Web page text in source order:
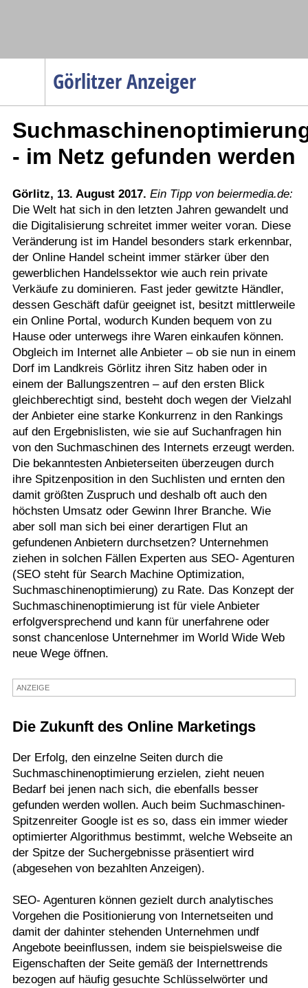
Görlitzer Anzeiger
Menüpunkte
Politik
Gesellschaft
Wirtschaft
Service
Verkehr
Gesundheit
Kultur
Sport
Kostenlos
- im Netz gefunden werden
Görlitz, 13. August 2017. Ein Tipp von beiermedia.de:
Die Welt hat sich in den letzten Jahren gewandelt und
die Digitalisierung schreitet immer weiter voran. Diese
Veränderung ist im Handel besonders stark erkennbar,
der Online Handel scheint immer stärker über den
gewerblichen Handelssektor wie auch rein private
Verkäufe zu dominieren. Fast jeder gewitzte Händler,
dessen Geschäft dafür geeignet ist, besitzt mittlerweile
ein Online Portal, wodurch Kunden bequem von zu
Hause oder unterwegs ihre Waren einkaufen können.
Obgleich im Internet alle Anbieter – ob sie nun in einem
Dorf im Landkreis Görlitz ihren Sitz haben oder in
einem der Ballungszentren – auf den ersten Blick
gleichberechtigt sind, besteht doch wegen der Vielzahl
der Anbieter eine starke Konkurrenz in den Rankings
auf den Ergebnislisten, wie sie auf Suchanfragen hin
von den Suchmaschinen des Internets erzeugt werden.
Die bekanntesten Anbieterseiten überzeugen durch
ihre Spitzenposition in den Suchlisten und ernten den
damit größten Zuspruch und deshalb oft auch den
höchsten Umsatz oder Gewinn Ihrer Branche. Wie
aber soll man sich bei einer derartigen Flut an
gefundenen Anbietern durchsetzen? Unternehmen
ziehen in solchen Fällen Experten aus SEO- Agenturen
(SEO steht für Search Machine Optimization,
Suchmaschinenoptimierung) zu Rate. Das Konzept der
Suchmaschinenoptimierung ist für viele Anbieter
erfolgversprechend und kann für unerfahrene oder
sonst chancenlose Unternehmer im World Wide Web
neue Wege öffnen.
ANZEIGE
Die Zukunft des Online Marketings
Der Erfolg, den einzelne Seiten durch die
Suchmaschinenoptimierung erzielen, zieht neuen
Bedarf bei jenen nach sich, die ebenfalls besser
gefunden werden wollen. Auch beim Suchmaschinen-
Spitzenreiter Google ist es so, dass ein immer wieder
optimierter Algorithmus bestimmt, welche Webseite an
der Spitze der Suchergebnisse präsentiert wird
(abgesehen von bezahlten Anzeigen).
SEO- Agenturen können gezielt durch analytisches
Vorgehen die Positionierung von Internetseiten und
damit der dahinter stehenden Unternehmen undf
Angebote beeinflussen, indem sie beispielsweise die
Eigenschaften der Seite gemäß der Internettrends
bezogen auf häufig gesuchte Schlüsselwörter und